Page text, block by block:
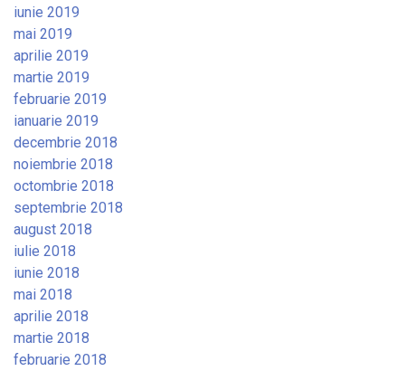
iunie 2019
mai 2019
aprilie 2019
martie 2019
februarie 2019
ianuarie 2019
decembrie 2018
noiembrie 2018
octombrie 2018
septembrie 2018
august 2018
iulie 2018
iunie 2018
mai 2018
aprilie 2018
martie 2018
februarie 2018